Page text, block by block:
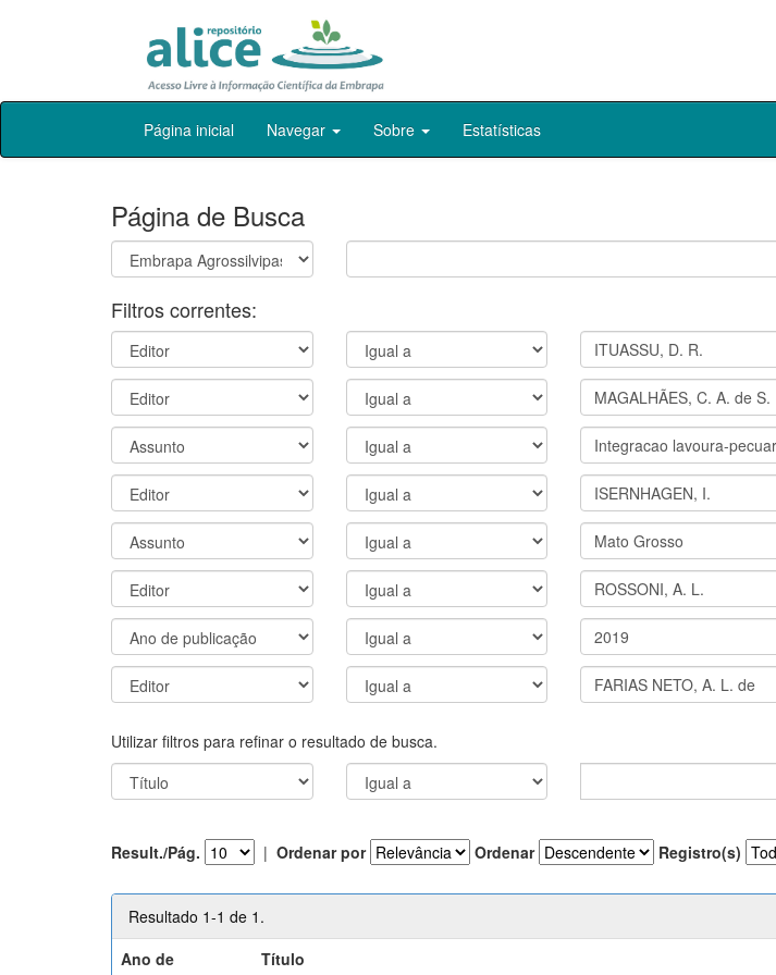
Skip
Página inicial Navegar Sobre Estatísticas
Página de Busca
Filtros correntes:
Utilizar filtros para refinar o resultado de busca.
Result./Pág. | Ordenar por Ordenar Registro(s)
Resultado 1-1 de 1.
Ano de
Título